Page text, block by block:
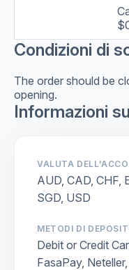
Condizioni di
The order should be
opening.
Informazioni
VALUTA
AUD, CAD, CHF,
SGD, USD
METODI DI
Debit or Credit
FasaPay,